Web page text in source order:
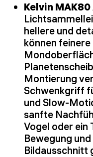
Kelvin MAK80
hellere und
können
Montierung
Schwenkgriff
und Slow-
sanfte
Vogel oder ein
Bewegung
Bildausschnitt